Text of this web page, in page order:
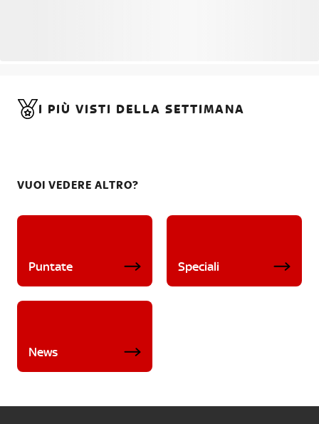
I PIÙ VISTI DELLA SETTIMANA
VUOI VEDERE ALTRO?
Puntate Speciali
News